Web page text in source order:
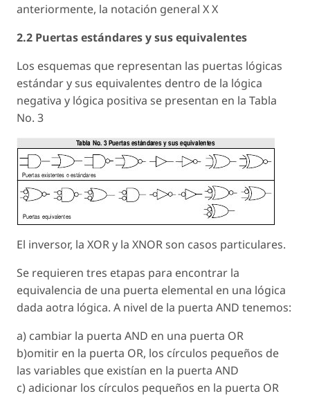
anteriormente, la notación general X X
2.2 Puertas estándares y sus equivalentes
Los esquemas que representan las puertas lógicas
estándar y sus equivalentes dentro de la lógica
negativa y lógica positiva se presentan en la Tabla
No. 3
El inversor, la XOR y la XNOR son casos particulares.
Se requieren tres etapas para encontrar la
equivalencia de una puerta elemental en una lógica
dada aotra lógica. A nivel de la puerta AND tenemos:
a) cambiar la puerta AND en una puerta OR
b)omitir en la puerta OR, los círculos pequeños de
las variables que existían en la puerta AND
c) adicionar los círculos pequeños en la puerta OR